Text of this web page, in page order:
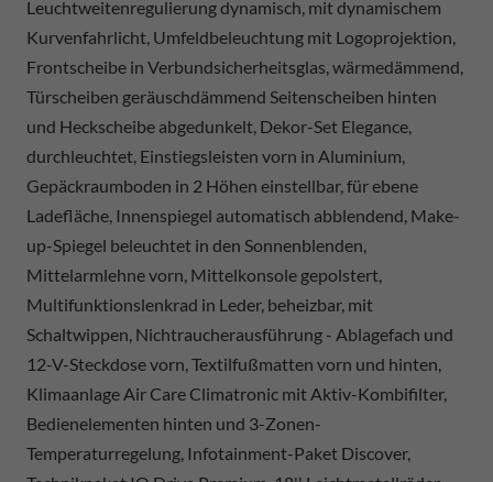
Leuchtweitenregulierung dynamisch, mit dynamischem
Kurvenfahrlicht, Umfeldbeleuchtung mit Logoprojektion,
Frontscheibe in Verbundsicherheitsglas, wärmedämmend,
Türscheiben geräuschdämmend Seitenscheiben hinten
und Heckscheibe abgedunkelt, Dekor-Set Elegance,
durchleuchtet, Einstiegsleisten vorn in Aluminium,
Gepäckraumboden in 2 Höhen einstellbar, für ebene
Ladefläche, Innenspiegel automatisch abblendend, Make-
up-Spiegel beleuchtet in den Sonnenblenden,
Mittelarmlehne vorn, Mittelkonsole gepolstert,
Multifunktionslenkrad in Leder, beheizbar, mit
Schaltwippen, Nichtraucherausführung - Ablagefach und
12-V-Steckdose vorn, Textilfußmatten vorn und hinten,
Klimaanlage Air Care Climatronic mit Aktiv-Kombifilter,
Bedienelementen hinten und 3-Zonen-
Temperaturregelung, Infotainment-Paket Discover,